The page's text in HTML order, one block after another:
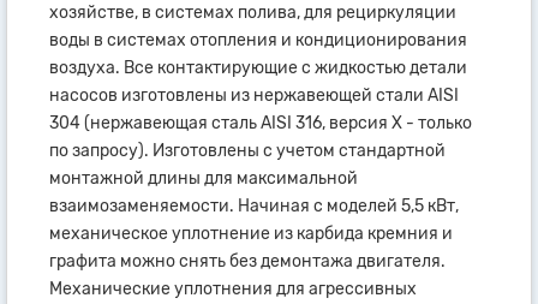
хозяйстве, в системах полива, для рециркуляции
воды в системах отопления и кондиционирования
воздуха. Все контактирующие с жидкостью детали
насосов изготовлены из нержавеющей стали AISI
304 (нержавеющая сталь AISI 316, версия X - только
по запросу). Изготовлены с учетом стандартной
монтажной длины для максимальной
взаимозаменяемости. Начиная с моделей 5,5 кВт,
механическое уплотнение из карбида кремния и
графита можно снять без демонтажа двигателя.
Механические уплотнения для агрессивных